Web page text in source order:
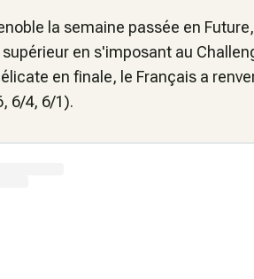
la semaine passée en
en s'imposant au
en finale, le Français a
6/4, 6/1).